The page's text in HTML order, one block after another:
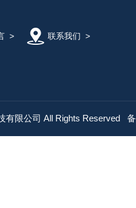
> 联系我们 >
有限公司 All Rights Reserved